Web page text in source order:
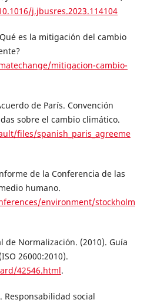
j.jbusres.2023.114104
es la mitigación del cambio
mitigacion-cambio-
de París. Convención
sobre el cambio climático.
files/spanish_paris_agreeme
de la Conferencia de las
humano.
environment/stockholm
Normalización. (2010). Guía
26000:2010).
42546.html.
Responsabilidad social